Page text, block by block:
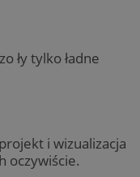
ły tylko ładne
i wizualizacja
oczywiście.